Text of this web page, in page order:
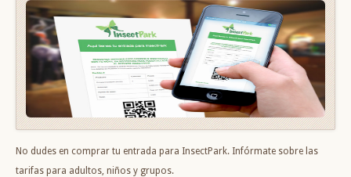
No dudes en comprar tu entrada para InsectPark. Infórmate sobre las
tarifas para adultos, niños y grupos.